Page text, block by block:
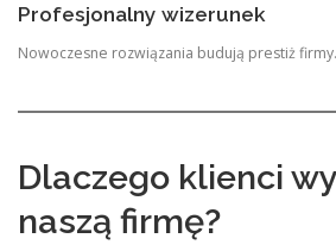
Profesjonalny wizerunek
Nowoczesne rozwiązania budują prestiż firmy.
Dlaczego klienci
naszą firmę?